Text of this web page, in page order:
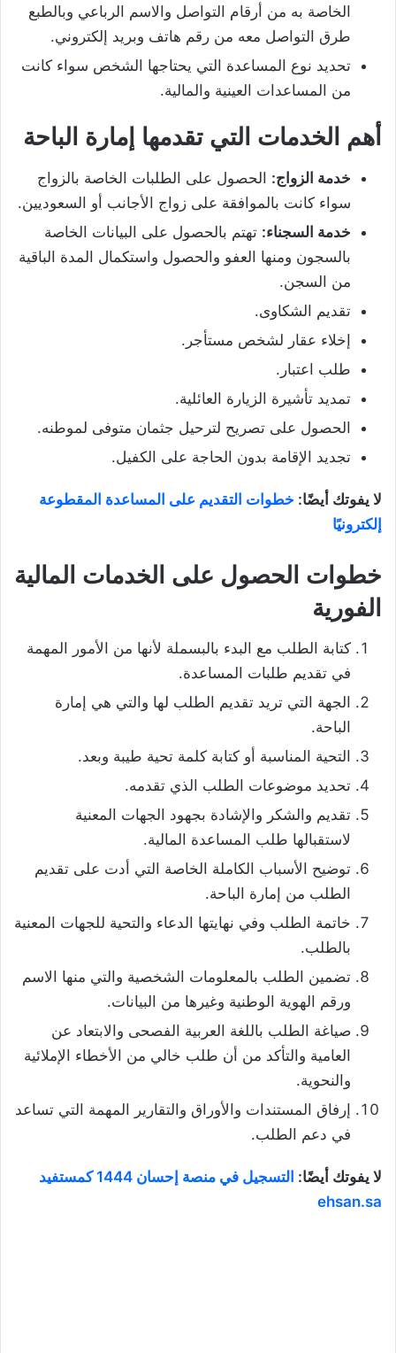
الخاصة به من أرقام التواصل والاسم الرباعي وبالطبع
طرق التواصل معه من رقم هاتف وبريد إلكتروني.
تحديد نوع المساعدة التي يحتاجها الشخص سواء كانت
من المساعدات العينية والمالية.
أهم الخدمات التي تقدمها إمارة الباحة
خدمة الزواج: الحصول على الطلبات الخاصة بالزواج
سواء كانت بالموافقة على زواج الأجانب أو السعوديين.
خدمة السجناء: تهتم بالحصول على البيانات الخاصة
بالسجون ومنها العفو والحصول واستكمال المدة الباقية
من السجن.
تقديم الشكاوى.
إخلاء عقار لشخص مستأجر.
طلب اعتبار.
تمديد تأشيرة الزيارة العائلية.
الحصول على تصريح لترحيل جثمان متوفى لموطنه.
تجديد الإقامة بدون الحاجة على الكفيل.
لا يفوتك أيضًا: خطوات التقديم على المساعدة المقطوعة
إلكترونيًا
خطوات الحصول على الخدمات المالية
الفورية
كتابة الطلب مع البدء بالبسملة لأنها من الأمور المهمة
في تقديم طلبات المساعدة.
الجهة التي تريد تقديم الطلب لها والتي هي إمارة
الباحة.
التحية المناسبة أو كتابة كلمة تحية طيبة وبعد.
تحديد موضوعات الطلب الذي تقدمه.
تقديم والشكر والإشادة بجهود الجهات المعنية
لاستقبالها طلب المساعدة المالية.
توضيح الأسباب الكاملة الخاصة التي أدت على تقديم
الطلب من إمارة الباحة.
خاتمة الطلب وفي نهايتها الدعاء والتحية للجهات المعنية
بالطلب.
تضمين الطلب بالمعلومات الشخصية والتي منها الاسم
ورقم الهوية الوطنية وغيرها من البيانات.
صياغة الطلب باللغة العربية الفصحى والابتعاد عن
العامية والتأكد من أن طلب خالي من الأخطاء الإملائية
والنحوية.
إرفاق المستندات والأوراق والتقارير المهمة التي تساعد
في دعم الطلب.
لا يفوتك أيضًا:
التسجيل في منصة إحسان 1444 كمستفيد
ehsan.sa